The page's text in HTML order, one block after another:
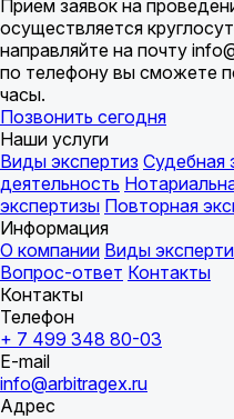
Прием заявок на
осуществляется
направляйте на почту
по телефону вы сможете
часы.
Позвонить сегодня
Наши услуги
Виды экспертиз Судебная
деятельность
экспертизы Повторная
Информация
О компании Виды
Вопрос-ответ Контакты
Контакты
Телефон
+ 7 499 348 80-03
E-mail
info@arbitragex.ru
Адрес